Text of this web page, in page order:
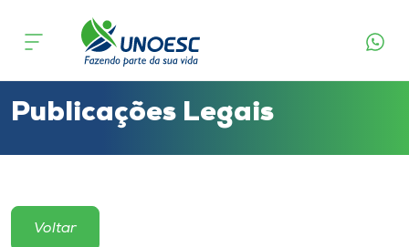
Cursos
Atendimento ao Estudante
Publicações Legais
Voltar